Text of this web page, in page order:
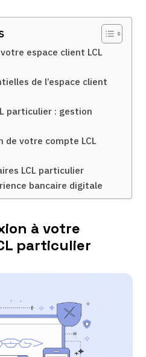
espace client LCL
de l’espace client
particulier : gestion
votre compte LCL
LCL particulier
bancaire digitale
à votre
particulier